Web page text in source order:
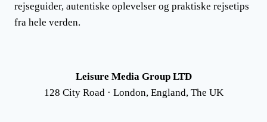
rejseguider, autentiske oplevelser og praktiske rejsetips
fra hele verden.
Leisure Media Group LTD
128 City Road · London, England, The UK